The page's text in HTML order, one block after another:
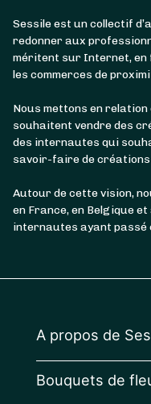
Sessile est un collectif
redonner aux
méritent sur Internet,
les commerces de
Nous mettons en
souhaitent vendre des
des internautes qui
savoir-faire de
Autour de cette vision,
en France, en Belgique
internautes ayant passé
A propos de
Bouquets de